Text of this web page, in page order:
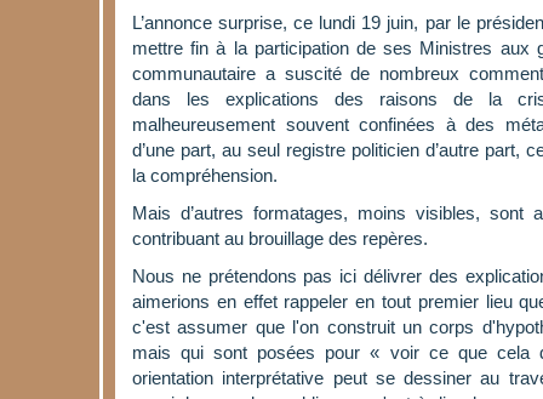
L’annonce surprise, ce lundi 19 juin, par le
mettre fin à la participation de ses Ministres aux
communautaire a suscité de nombreux
dans les explications des raisons de la
malheureusement souvent confinées à des
d’une part, au seul registre politicien d’autre part,
la compréhension.
Mais d’autres formatages, moins visibles, sont
contribuant au brouillage des repères.
Nous ne prétendons pas ici délivrer des
aimerions en effet rappeler en tout premier lieu
c'est assumer que l'on construit un corps
mais qui sont posées pour « voir ce que cela
orientation interprétative peut se dessiner au